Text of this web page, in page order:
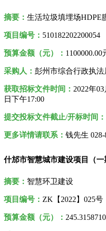
摘要： 生活垃圾填埋场HDPE
项目编号： 510182202200054
预算金额（元）： 1100000.00
采购人 ： 彭州市综合行政执法
获取招标文件时间： 2022年
日下午17:00
提交投标文件截止/开标时间：
更多详情请联系： 钱先生 028-
什邡市智慧城市建设项目（
摘要： 智慧环卫建设
项目编号： ZK【2022】025号
预算金额（元）：